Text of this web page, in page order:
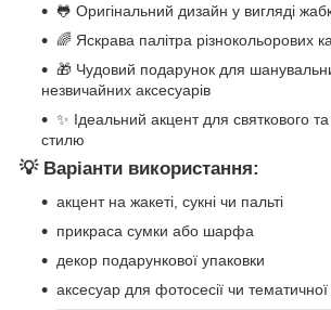
🐸 Оригінальний дизайн у вигляді
🌈 Яскрава палітра різнокольорових
🎁 Чудовий подарунок для
незвичайних аксесуарів
✨ Ідеальний акцент для святкового
стилю
💡 Варіанти використання:
акцент на жакеті, сукні чи пальті
прикраса сумки або шарфа
декор подарункової упаковки
аксесуар для фотосесії чи тематичної